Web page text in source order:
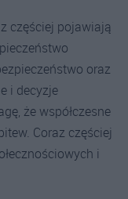
częściej pojawiają
oraz
i decyzje
że współczesne
Coraz częściej
i